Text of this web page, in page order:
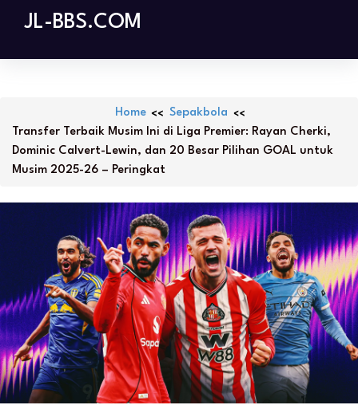
JL-BBS.COM
Home
Sepakbola
Transfer Terbaik Musim Ini di Liga Premier: Rayan Cherki,
Dominic Calvert-Lewin, dan 20 Besar Pilihan GOAL untuk
Musim 2025-26 – Peringkat